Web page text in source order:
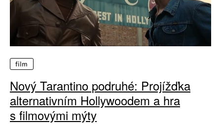
film
Nový Tarantino podruhé: Projížďka
alternativním Hollywoodem a hra
s filmovými mýty